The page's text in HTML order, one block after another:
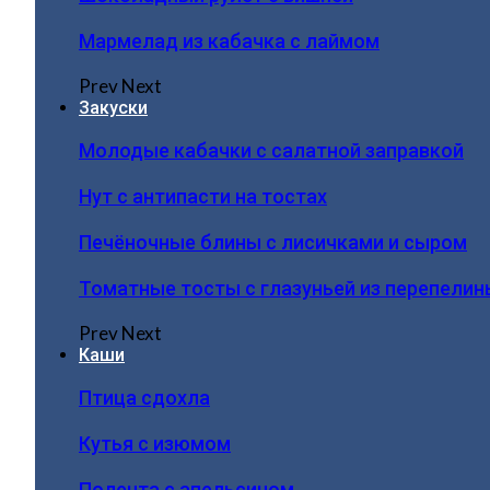
Мармелад из кабачка с лаймом
PrevNext
Закуски
Молодые кабачки с салатной заправкой
Нут с антипасти на тостах
Печёночные блины с лисичками и сыром
Томатные тосты с глазуньей из
PrevNext
Каши
Птица сдохла
Кутья с изюмом